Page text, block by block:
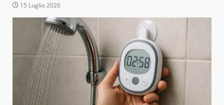
15 Luglio 2026